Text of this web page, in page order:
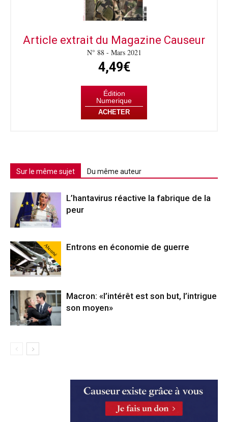
Article extrait du Magazine Causeur
N° 88 - Mars 2021
4,49€
Édition
Numerique
ACHETER
Sur le même sujet Du même auteur
L’hantavirus réactive la fabrique de la
peur
Abonné Entrons en économie de guerre
Macron: «l’intérêt est son but, l’intrigue
son moyen»